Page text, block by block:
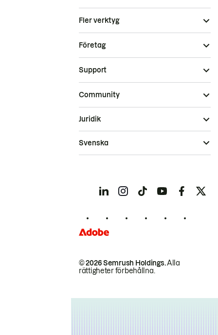
Fler verktyg
Företag
Support
Community
© 2026 Semrush Holdings.Alla
rättigheter förbehållna.
Juridik
Svenska